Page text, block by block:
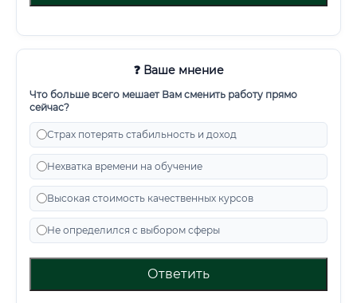
❓ Ваше мнение
Что больше всего мешает Вам сменить работу прямо
сейчас?
Страх потерять стабильность и доход
Нехватка времени на обучение
Высокая стоимость качественных курсов
Не определился с выбором сферы
Ответить